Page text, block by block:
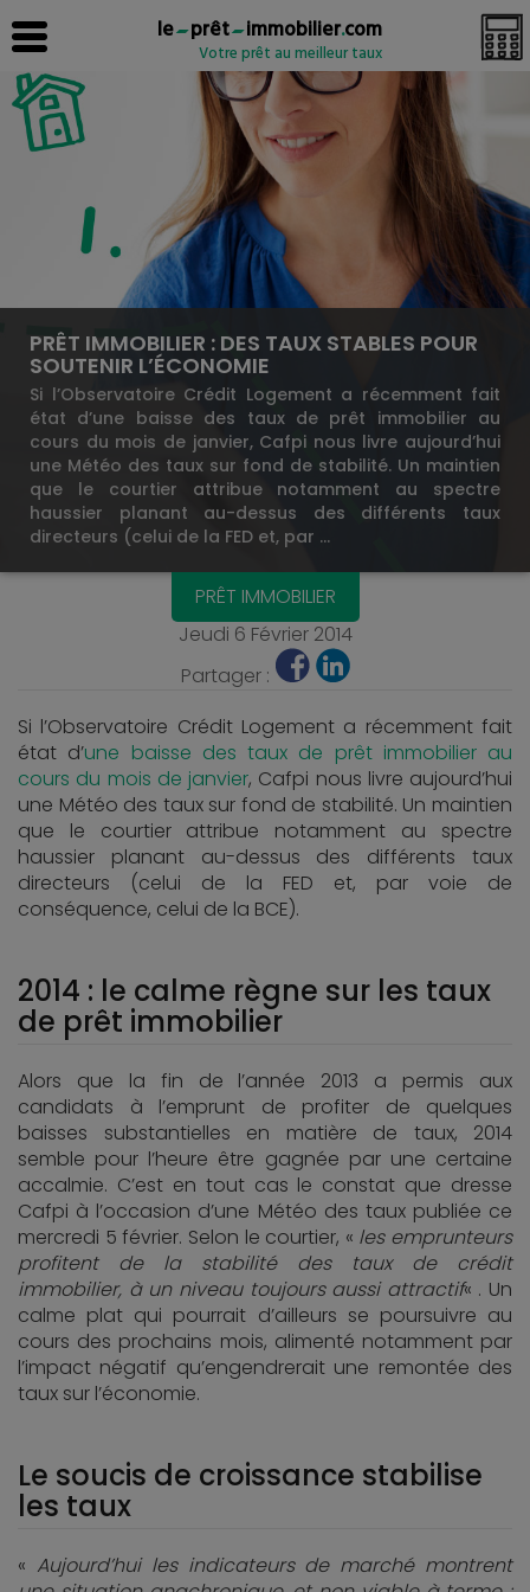
le prêt immobilier.com
Votre prêt au meilleur taux
PRÊT IMMOBILIER : DES TAUX STABLES POUR
SOUTENIR L’ÉCONOMIE
Si l’Observatoire Crédit Logement a récemment fait
état d’une baisse des taux de prêt immobilier au
cours du mois de janvier, Cafpi nous livre aujourd’hui
une Météo des taux sur fond de stabilité. Un maintien
que le courtier attribue notamment au spectre
haussier planant au-dessus des différents taux
directeurs (celui de la FED et, par …
PRÊT IMMOBILIER
Jeudi 6 Février 2014
Partager :
Si l’Observatoire Crédit Logement a récemment fait
état d’une baisse des taux de prêt immobilier au
cours du mois de janvier, Cafpi nous livre aujourd’hui
une Météo des taux sur fond de stabilité. Un maintien
que le courtier attribue notamment au spectre
haussier planant au-dessus des différents taux
directeurs (celui de la FED et, par voie de
conséquence, celui de la BCE).
2014 : le calme règne sur les taux
de prêt immobilier
Alors que la fin de l’année 2013 a permis aux
candidats à l’emprunt de profiter de quelques
baisses substantielles en matière de taux, 2014
semble pour l’heure être gagnée par une certaine
accalmie. C’est en tout cas le constat que dresse
Cafpi à l’occasion d’une Météo des taux publiée ce
mercredi 5 février. Selon le courtier, « les emprunteurs
profitent de la stabilité des taux de crédit
immobilier, à un niveau toujours aussi attractif« . Un
calme plat qui pourrait d’ailleurs se poursuivre au
cours des prochains mois, alimenté notamment par
l’impact négatif qu’engendrerait une remontée des
taux sur l’économie.
Le soucis de croissance stabilise
les taux
« Aujourd’hui les indicateurs de marché montrent